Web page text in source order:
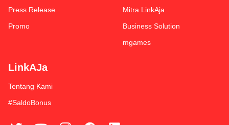
Press Release
Promo
Mitra LinkAja
Business Solution
mgames
LinkAJa
Tentang Kami
#SaldoBonus